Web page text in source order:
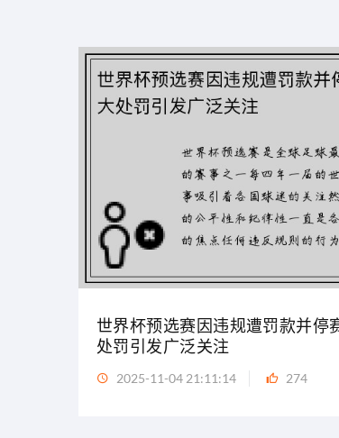
世界杯预选赛因违规遭罚款并停
处罚引发广泛关注
2025-11-04 21:11:14 274